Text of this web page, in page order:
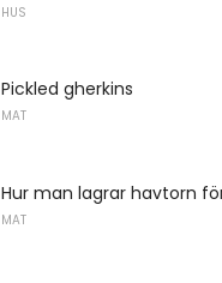
HUS
Pickled gherkins
MAT
Hur man lagrar havtorn
MAT